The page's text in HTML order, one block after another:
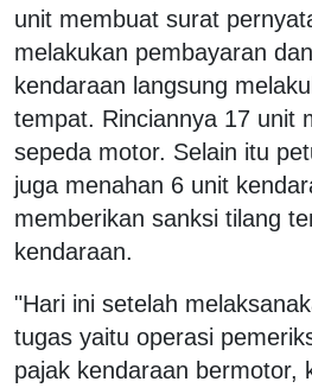
unit membuat surat
melakukan pembayaran
kendaraan langsung
tempat. Rinciannya 17 unit
sepeda motor. Selain itu
juga menahan 6 unit
memberikan sanksi tilang
kendaraan.
"Hari ini setelah
tugas yaitu operasi
pajak kendaraan bermotor,